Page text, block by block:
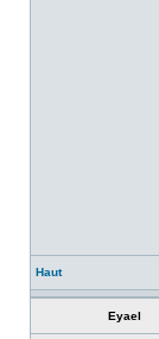
Haut
Eyael